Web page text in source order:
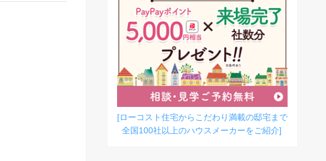
[ローコスト住宅からこだわり満載の邸宅まで
全国100社以上のハウスメーカーをご紹介]